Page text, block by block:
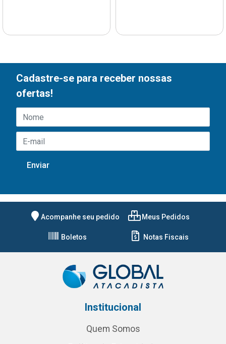
Cadastre-se para receber nossas
ofertas!
Acompanhe seu pedido Meus Pedidos
Boletos Notas Fiscais
Institucional
Quem Somos